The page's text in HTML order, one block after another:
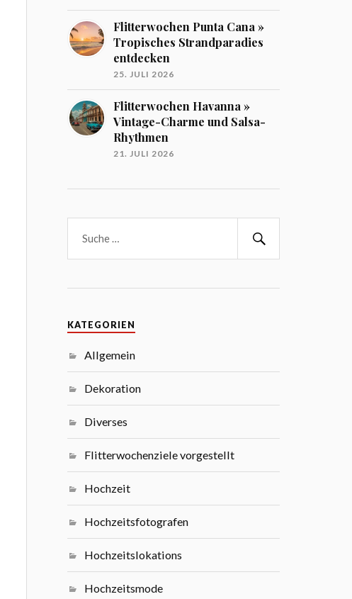
Flitterwochen Punta Cana »
Tropisches Strandparadies
entdecken
25. JULI 2026
Flitterwochen Havanna »
Vintage-Charme und Salsa-
Rhythmen
21. JULI 2026
KATEGORIEN
Allgemein
Dekoration
Diverses
Flitterwochenziele vorgestellt
Hochzeit
Hochzeitsfotografen
Hochzeitslokations
Hochzeitsmode